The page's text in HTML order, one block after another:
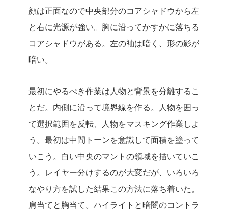
顔は正面なので中央部分のコアシャドウから左
と右に光源が強い。胸に沿ってかすかに落ちる
コアシャドウがある。左の袖は暗く、形の影が
暗い。
最初にやるべき作業は人物と背景を分離するこ
とだ。内側に沿って境界線を作る。人物を囲っ
て選択範囲を反転、人物をマスキング作業しよ
う。最初は中間トーンを意識して面積を塗って
いこう。白い中央のマントの領域を描いていこ
う。レイヤー分けするのが大変だが、いろいろ
なやり方を試した結果この方法に落ち着いた。
肩当てと胸当て。ハイライトと暗闇のコントラ